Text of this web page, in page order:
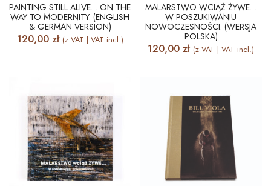
PAINTING STILL ALIVE… ON THE
WAY TO MODERNITY. (ENGLISH
& GERMAN VERSION)
120,00 zł (z VAT | VAT incl.)
MALARSTWO WCIĄŻ ŻYWE…
W POSZUKIWANIU
NOWOCZESNOŚCI. (WERSJA
POLSKA)
120,00zł (z VAT | VAT incl.)